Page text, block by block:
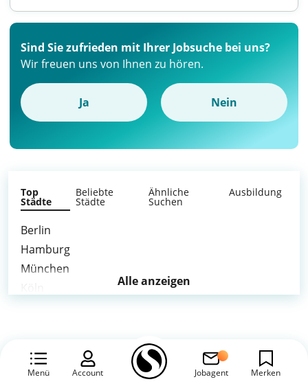
Menü Account Jobagent Merken
Sind Sie zufrieden mit Ihrer Jobsuche bei uns?
Wir freuen uns von Ihnen zu hören.
Ja Nein
Top
Städte
Beliebte
Städte
Ähnliche
Suchen
Ausbildung
Berlin
Hamburg
München
Leipzig
Alle anzeigen